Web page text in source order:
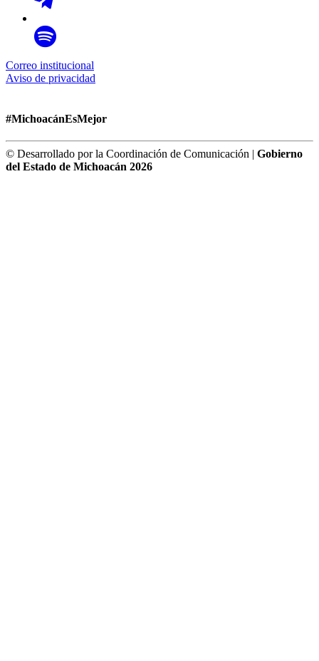
Correo institucional
Aviso de privacidad
#MichoacánEsMejor
© Desarrollado por la Coordinación de Comunicación | Gobierno
del Estado de Michoacán 2026